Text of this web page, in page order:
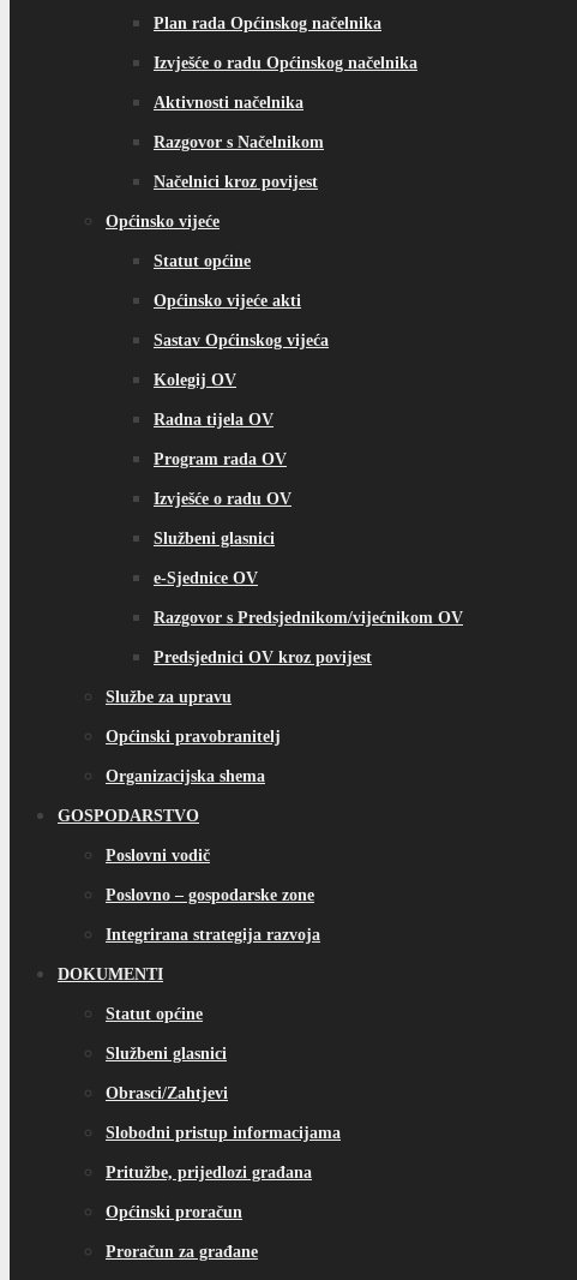
Plan rada Općinskog načelnika
Izvješće o radu Općinskog načelnika
Aktivnosti načelnika
Razgovor s Načelnikom
Načelnici kroz povijest
Općinsko vijeće
Statut općine
Općinsko vijeće akti
Sastav Općinskog vijeća
Kolegij OV
Radna tijela OV
Program rada OV
Izvješće o radu OV
Službeni glasnici
e-Sjednice OV
Razgovor s Predsjednikom/vijećnikom OV
Predsjednici OV kroz povijest
Službe za upravu
Općinski pravobranitelj
Organizacijska shema
GOSPODARSTVO
Poslovni vodič
Poslovno – gospodarske zone
Integrirana strategija razvoja
DOKUMENTI
Statut općine
Službeni glasnici
Obrasci/Zahtjevi
Slobodni pristup informacijama
Pritužbe, prijedlozi građana
Općinski proračun
Proračun za građane